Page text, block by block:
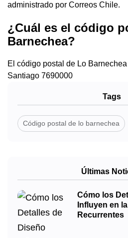
administrado por Correos Chile.
¿Cuál es el código
Barnechea?
El código postal de Lo
Santiago 7690000
Tags
Código postal de lo barnechea
Últimas
Cómo los
Influyen en
Recurrentes